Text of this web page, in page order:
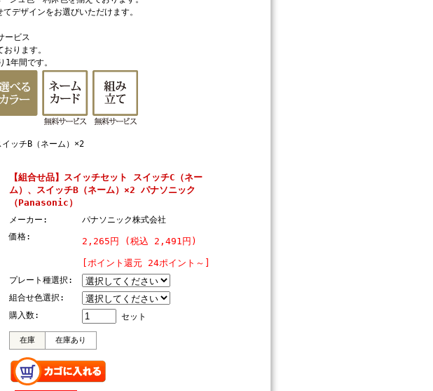
デザインをお選びいただけます。
ービス
ります。
年間です。
ッチB（ネーム）×2
【組合せ品】スイッチセット スイッチC（ネー
ム）、スイッチB（ネーム）×2 パナソニック
（Panasonic）
メーカー:
パナソニック株式会社
価格:
2,265円 (税込 2,491円)
[ポイント還元 24ポイント～]
プレート種選択:
組合せ色選択:
購入数:
セット
在庫 在庫あり